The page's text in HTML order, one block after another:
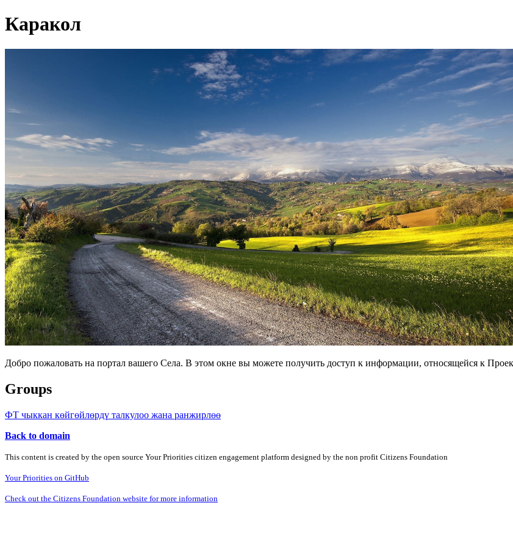
Каракол
Добро пожаловать на портал вашего Села. В этом окне вы можете получить доступ к информации, относящейся к
Groups
ФТ чыккан көйгөйлөрдү талкулоо жана ранжирлөө
Back to domain
This content is created by the open source Your Priorities citizen engagement platform designed by the non profit Citizens Foundation
Your Priorities on GitHub
Check out the Citizens Foundation website for more information